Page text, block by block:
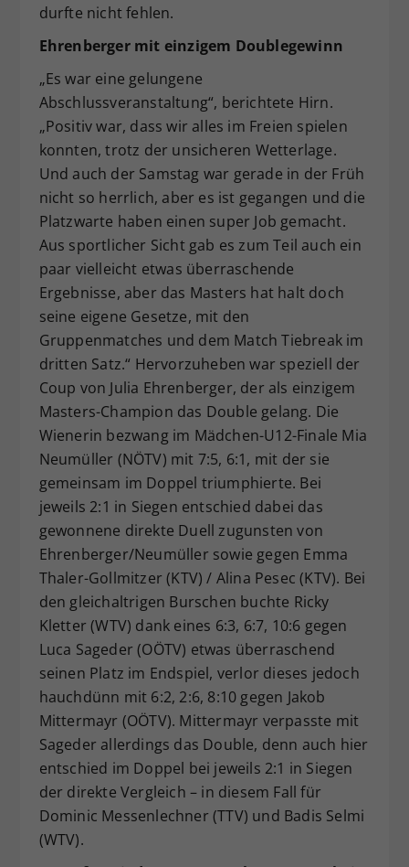
durfte nicht fehlen.
Ehrenberger mit einzigem Doublegewinn
„Es war eine gelungene
Abschlussveranstaltung“, berichtete Hirn.
„Positiv war, dass wir alles im Freien spielen
konnten, trotz der unsicheren Wetterlage.
Und auch der Samstag war gerade in der Früh
nicht so herrlich, aber es ist gegangen und die
Platzwarte haben einen super Job gemacht.
Aus sportlicher Sicht gab es zum Teil auch ein
paar vielleicht etwas überraschende
Ergebnisse, aber das Masters hat halt doch
seine eigene Gesetze, mit den
Gruppenmatches und dem Match Tiebreak im
dritten Satz.“ Hervorzuheben war speziell der
Coup von Julia Ehrenberger, der als einzigem
Masters-Champion das Double gelang. Die
Wienerin bezwang im Mädchen-U12-Finale Mia
Neumüller (NÖTV) mit 7:5, 6:1, mit der sie
gemeinsam im Doppel triumphierte. Bei
jeweils 2:1 in Siegen entschied dabei das
gewonnene direkte Duell zugunsten von
Ehrenberger/Neumüller sowie gegen Emma
Thaler-Gollmitzer (KTV) / Alina Pesec (KTV). Bei
den gleichaltrigen Burschen buchte Ricky
Kletter (WTV) dank eines 6:3, 6:7, 10:6 gegen
Luca Sageder (OÖTV) etwas überraschend
seinen Platz im Endspiel, verlor dieses jedoch
hauchdünn mit 6:2, 2:6, 8:10 gegen Jakob
Mittermayr (OÖTV). Mittermayr verpasste mit
Sageder allerdings das Double, denn auch hier
entschied im Doppel bei jeweils 2:1 in Siegen
der direkte Vergleich – in diesem Fall für
Dominic Messenlechner (TTV) und Badis Selmi
(WTV).